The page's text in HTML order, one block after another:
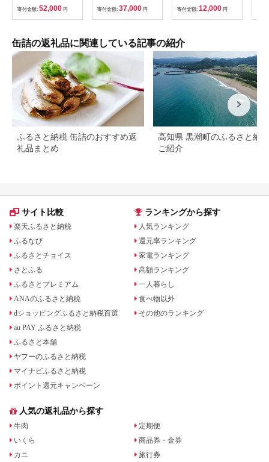
バ缶詰 さば缶詰 保存
食 常備食 非常食 備蓄
災害対策 水煮 味噌煮
辛子 生姜 おつまみ
[BFAB037]
寄付金額: 52,000 円
長期保存 非常食 】
寄付金額: 37,000 円
定(土日祝除く)》千葉
県 我孫子市 ネギ ねぎ
葱 生姜 国産 ショウガ
旨 ごはん 酒 つまみ
おかず お肉料理 薬味
手権 bayfm78 コラボ
調味料
寄付金額: 12,000 円
缶詰の返礼品に関連している記事の紹介
ふるさと納税 缶詰のおすすめ返
礼品まとめ
高知県 黒潮町のふるさと納
ご紹介
サイト比較
楽天ふるさと納税
ふるなび
ふるさとチョイス
さとふる
ふるさとプレミアム
ANAのふるさと納税
dショッピングふるさと納税百選
au PAY ふるさと納税
ふるさと本舗
ヤフーのふるさと納税
マイナビふるさと納税
ポイント還元キャンペーン
ランキングから探す
人気ランキング
還元率ランキング
家電ランキング
高額ランキング
一人暮らし
食べ物以外
その他のランキング
人気の返礼品から探す
牛肉
いくら
カニ
定期便
商品券・金券
旅行券